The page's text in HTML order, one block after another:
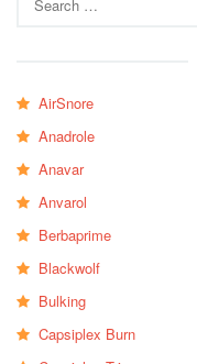
for:
AirSnore
Anadrole
Anavar
Anvarol
Berbaprime
Blackwolf
Bulking
Capsiplex Burn